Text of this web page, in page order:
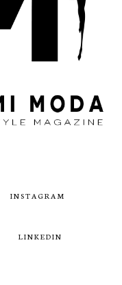
INSTAGRAM
LINKEDIN